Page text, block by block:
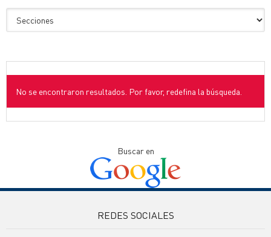
No se encontraron resultados. Por favor, redefina la búsqueda.
Buscar en
REDES SOCIALES